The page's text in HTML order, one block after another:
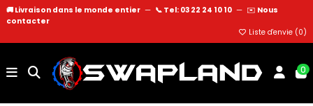
🚚 Livraison dans le monde entier — 📞 Tel: 03 22 24 10 10 — ✉️ Nous
contacter
Liste d'envie (0)
0